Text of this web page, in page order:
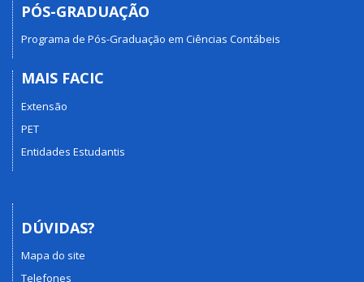
PÓS-GRADUAÇÃO
Programa de Pós-Graduação em Ciências Contábeis
MAIS FACIC
Extensão
PET
Entidades Estudantis
DÚVIDAS?
Mapa do site
Telefones